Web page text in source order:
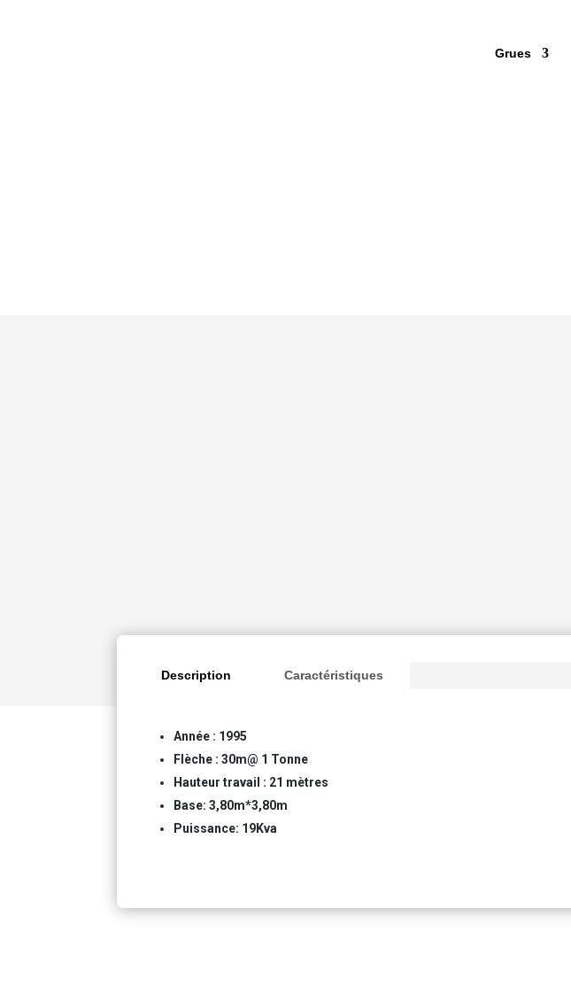
Grues
Description Caractéristiques
Année : 1995
Flèche : 30m@ 1 Tonne
Hauteur travail : 21 mètres
Base: 3,80m*3,80m
Puissance: 19Kva